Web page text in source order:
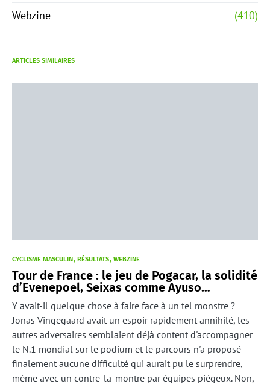
Webzine
(410)
ARTICLES SIMILAIRES
CYCLISME MASCULIN RÉSULTATS WEBZINE
Tour de France : le jeu de Pogacar, la solidité
d’Evenepoel, Seixas comme Ayuso…
Y avait-il quelque chose à faire face à un tel monstre ?
Jonas Vingegaard avait un espoir rapidement annihilé, les
autres adversaires semblaient déjà content d'accompagner
le N.1 mondial sur le podium et le parcours n'a proposé
finalement aucune difficulté qui aurait pu le surprendre,
même avec un contre-la-montre par équipes piégeux. Non,